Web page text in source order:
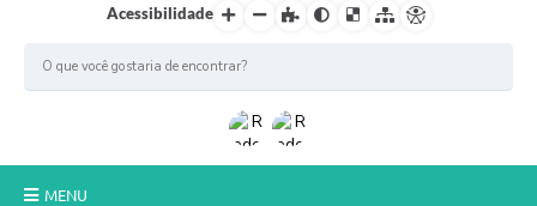
Acessibilidade
MENU